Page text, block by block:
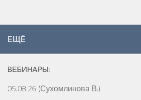
ЕЩЁ
ВЕБИНАРЫ:
05.08.26 (Сухомлинова В.)